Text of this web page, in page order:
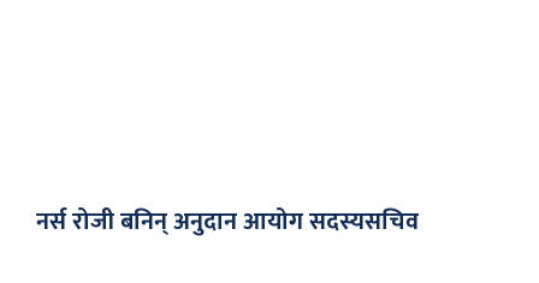
नर्स रोजी बनिन् अनुदान आयोग सदस्यसचिव